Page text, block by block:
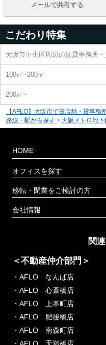
メールで共有する
こだわり特集
大阪市中央区周辺の賃貸事務所
100㎡~200㎡
200㎡~
【AFLO】大阪市で貸店舗・貸事務
路線・駅から探す > 大阪メトロ地下
HOME
オフィスを探す
移転・閉業をご検討の方
会社情報
関
＜不動産仲介部門＞
・AFLO なんば店
・AFLO 心斎橋店
・AFLO 上本町店
・AFLO 肥後橋店
・AFLO 南森町店